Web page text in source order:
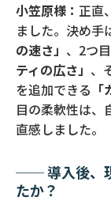
小笠原様： 正直
ました。決め手
の速さ」 、2つ
ティの広さ」 、
を追加できる
目の柔軟性は、
直感しました。
── 導入後、
たか？